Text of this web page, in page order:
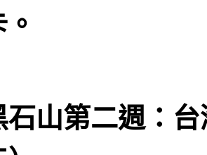
石山第二週：